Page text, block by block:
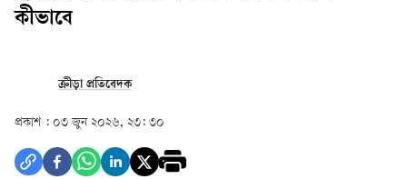
কীভাবে
ক্রীড়া প্রতিবেদক
প্রকাশ : ০৩ জুন ২০২৬, ২৩: ৩০